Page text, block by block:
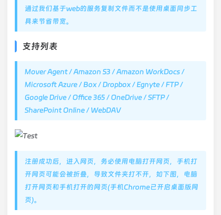
通过我们基于web的服务复制文件而不是使用桌面同步工
具来节省带宽。
支持列表
Mover Agent / Amazon S3 / Amazon WorkDocs /
Microsoft Azure / Box / Dropbox / Egnyte / FTP /
Google Drive / Office 365 / OneDrive / SFTP /
SharePoint Online / WebDAV
注册成功后，进入网页，务必使用电脑打开网页，手机打
开网页可能会被折叠，导致文件夹打不开，如下图，电脑
打开网页和手机打开的网页(手机Chrome已开启桌面版网
页)。